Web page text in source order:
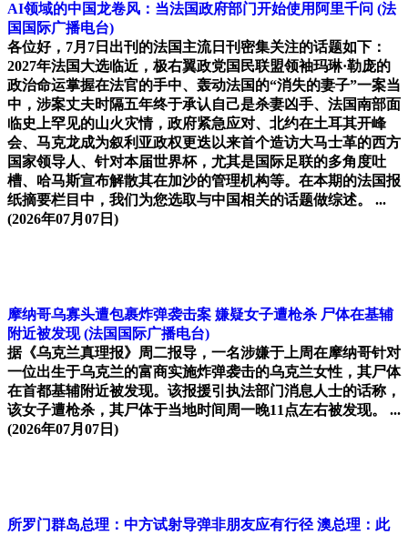
AI领域的中国龙卷风：当法国政府部门开始使用阿里千问 (法
国国际广播电台)
各位好，7月7日出刊的法国主流日刊密集关注的话题如下：
2027年法国大选临近，极右翼政党国民联盟领袖玛琳·勒庞的
政治命运掌握在法官的手中、轰动法国的“消失的妻子”一案当
中，涉案丈夫时隔五年终于承认自己是杀妻凶手、法国南部面
临史上罕见的山火灾情，政府紧急应对、北约在土耳其开峰
会、马克龙成为叙利亚政权更迭以来首个造访大马士革的西方
国家领导人、针对本届世界杯，尤其是国际足联的多角度吐
槽、哈马斯宣布解散其在加沙的管理机构等。在本期的法国报
纸摘要栏目中，我们为您选取与中国相关的话题做综述。 ...
(2026年07月07日)
摩纳哥乌寡头遭包裹炸弹袭击案 嫌疑女子遭枪杀 尸体在基辅
附近被发现 (法国国际广播电台)
据《乌克兰真理报》周二报导，一名涉嫌于上周在摩纳哥针对
一位出生于乌克兰的富商实施炸弹袭击的乌克兰女性，其尸体
在首都基辅附近被发现。该报援引执法部门消息人士的话称，
该女子遭枪杀，其尸体于当地时间周一晚11点左右被发现。 ...
(2026年07月07日)
所罗门群岛总理：中方试射导弹非朋友应有行径 澳总理：此